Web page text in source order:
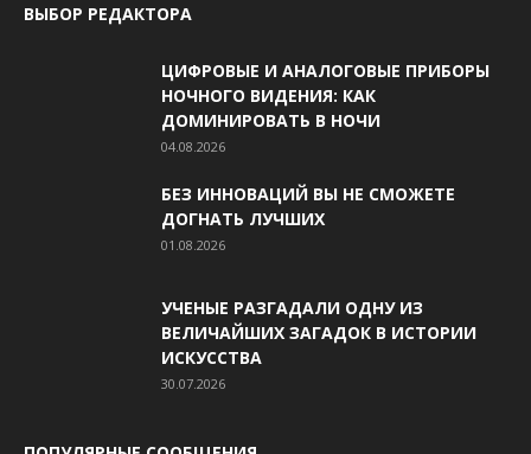
ВЫБОР РЕДАКТОРА
ЦИФРОВЫЕ И АНАЛОГОВЫЕ ПРИБОРЫ
НОЧНОГО ВИДЕНИЯ: КАК
ДОМИНИРОВАТЬ В НОЧИ
04.08.2026
БЕЗ ИННОВАЦИЙ ВЫ НЕ СМОЖЕТЕ
ДОГНАТЬ ЛУЧШИХ
01.08.2026
УЧЕНЫЕ РАЗГАДАЛИ ОДНУ ИЗ
ВЕЛИЧАЙШИХ ЗАГАДОК В ИСТОРИИ
ИСКУССТВА
30.07.2026